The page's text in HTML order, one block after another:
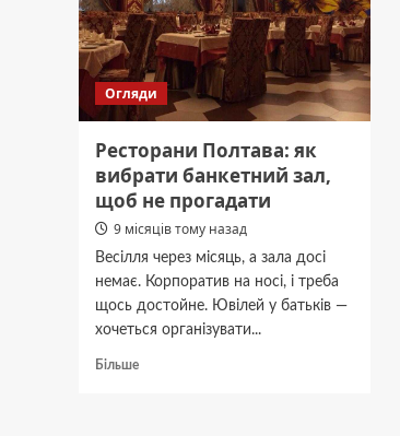
Огляди
Ресторани Полтава: як
вибрати банкетний зал,
щоб не прогадати
9 місяців тому назад
Весілля через місяць, а зала досі
немає. Корпоратив на носі, і треба
щось достойне. Ювілей у батьків —
хочеться організувати...
БільшеДокладніше